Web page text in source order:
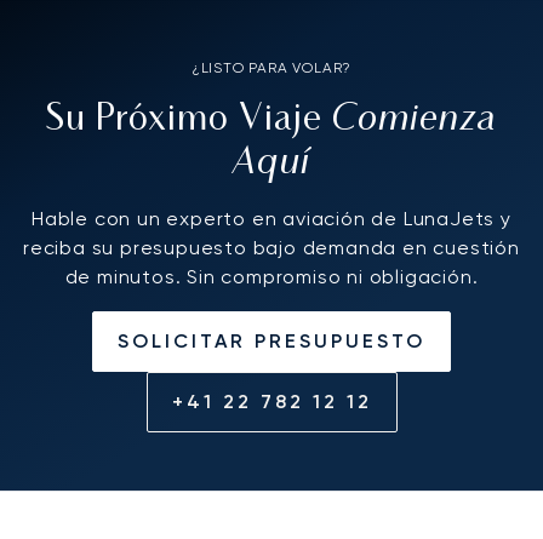
¿LISTO PARA VOLAR?
Su Próximo Viaje Comienza
Aquí
Hable con un experto en aviación de LunaJets y
reciba su presupuesto bajo demanda en cuestión
de minutos. Sin compromiso ni obligación.
SOLICITAR PRESUPUESTO
+41 22 782 12 12